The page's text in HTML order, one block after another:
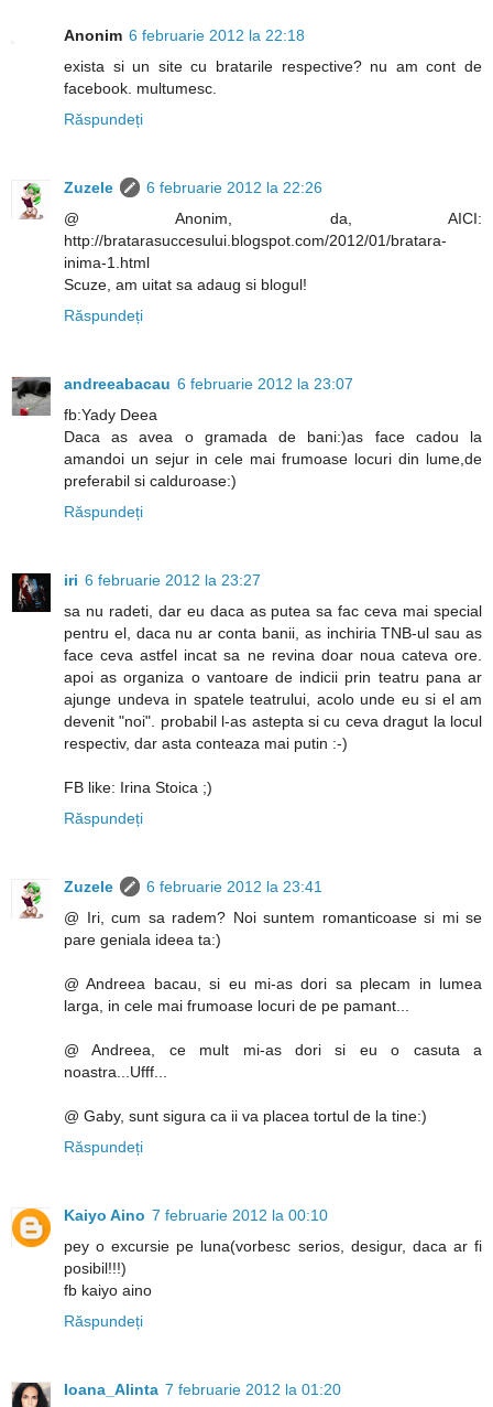
Anonim 6 februarie 2012 la 22:18
exista si un site cu bratarile respective? nu am cont de
facebook. multumesc.
Răspundeți
Zuzele
6 februarie 2012 la 22:26
@ Anonim, da, AICI:
http://bratarasuccesului.blogspot.com/2012/01/bratara-
inima-1.html
Scuze, am uitat sa adaug si blogul!
Răspundeți
andreeabacau 6 februarie 2012 la 23:07
fb:Yady Deea
Daca as avea o gramada de bani:)as face cadou la
amandoi un sejur in cele mai frumoase locuri din lume,de
preferabil si calduroase:)
Răspundeți
iri 6 februarie 2012 la 23:27
sa nu radeti, dar eu daca as putea sa fac ceva mai special
pentru el, daca nu ar conta banii, as inchiria TNB-ul sau as
face ceva astfel incat sa ne revina doar noua cateva ore.
apoi as organiza o vantoare de indicii prin teatru pana ar
ajunge undeva in spatele teatrului, acolo unde eu si el am
devenit "noi". probabil l-as astepta si cu ceva dragut la locul
respectiv, dar asta conteaza mai putin :-)
FB like: Irina Stoica ;)
Răspundeți
Zuzele
6 februarie 2012 la 23:41
@ Iri, cum sa radem? Noi suntem romanticoase si mi se
pare geniala ideea ta:)
@ Andreea bacau, si eu mi-as dori sa plecam in lumea
larga, in cele mai frumoase locuri de pe pamant...
@ Andreea, ce mult mi-as dori si eu o casuta a
noastra...Ufff...
@ Gaby, sunt sigura ca ii va placea tortul de la tine:)
Răspundeți
Kaiyo Aino 7 februarie 2012 la 00:10
pey o excursie pe luna(vorbesc serios, desigur, daca ar fi
posibil!!!)
fb kaiyo aino
Răspundeți
Ioana_Alinta 7 februarie 2012 la 01:20